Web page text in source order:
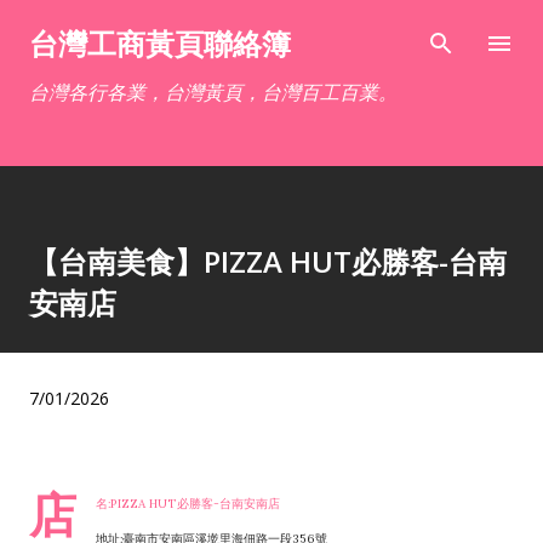
跳到主要內容
台灣工商黃頁聯絡簿
台灣各行各業，台灣黃頁，台灣百工百業。
【台南美食】PIZZA HUT必勝客-台南
安南店
7/01/2026
店 名:PIZZA HUT必勝客-台南安南店
地址:臺南市安南區溪墘里海佃路一段356號